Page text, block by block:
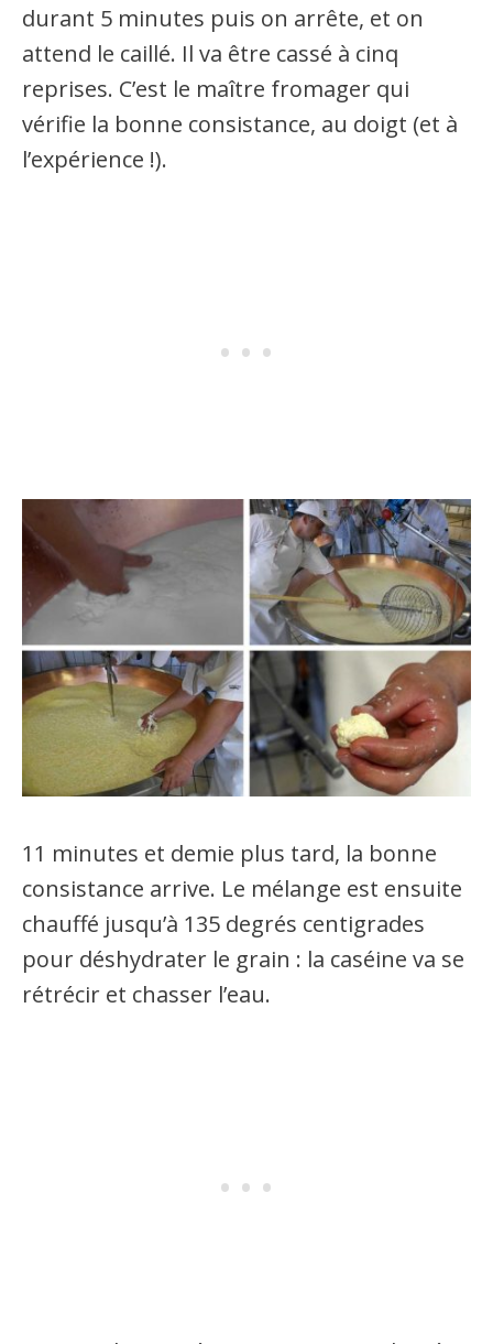
durant 5 minutes puis on arrête, et on
attend le caillé. Il va être cassé à cinq
reprises. C’est le maître fromager qui
vérifie la bonne consistance, au doigt (et à
l’expérience !).
11 minutes et demie plus tard, la bonne
consistance arrive. Le mélange est ensuite
chauffé jusqu’à 135 degrés centigrades
pour déshydrater le grain : la caséine va se
rétrécir et chasser l’eau.